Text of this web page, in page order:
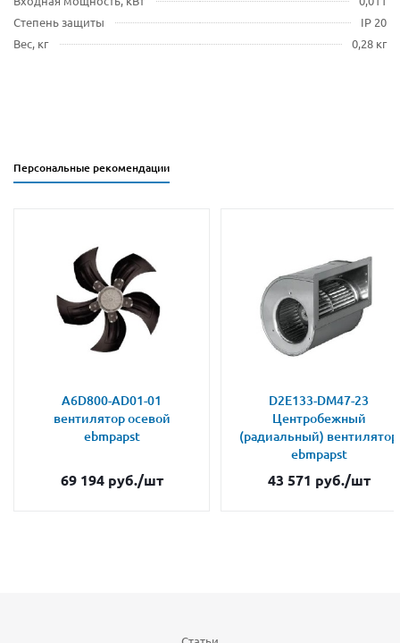
Степень защиты
IP 20
Вес, кг
0,28 кг
Персональные рекомендации
A6D800-AD01-01
вентилятор осевой
ebmpapst
69 194руб./шт
D2E133-DM47-23
Центробежный
(радиальный) вентилятор
ebmpapst
43 571 руб./шт